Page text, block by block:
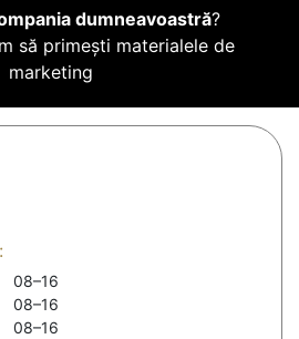
dumneavoastră?
să primești materialele de
marketing
08–16
08–16
08–16